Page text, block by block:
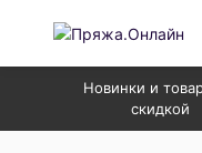
Новинки и
скидкой